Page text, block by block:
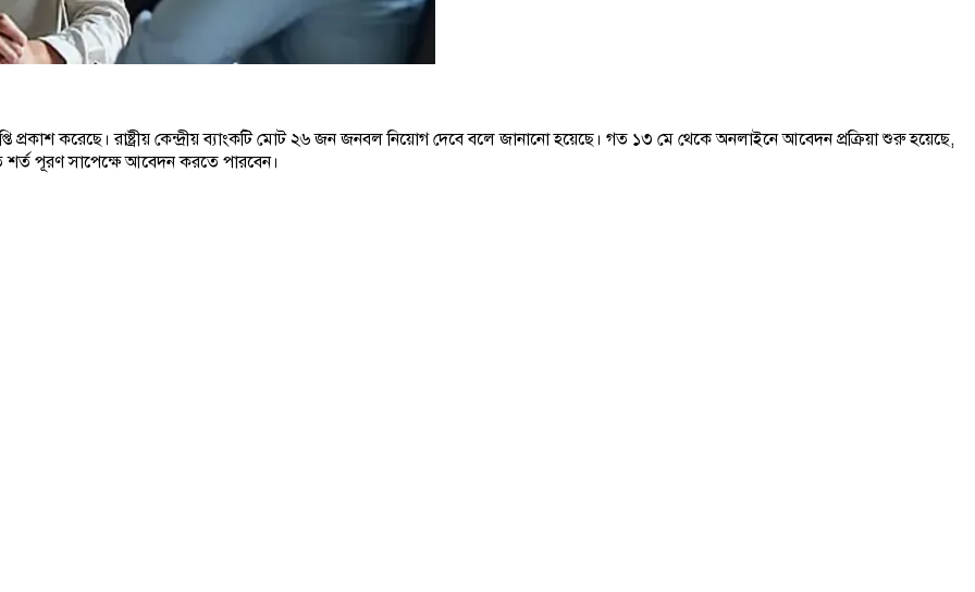
প্রকাশ করেছে। রাষ্ট্রীয় কেন্দ্রীয় ব্যাংকটি মোট ২৬ জন জনবল নিয়োগ দেবে বলে জানানো হয়েছে। গত ১৩ মে থেকে অনলাইনে আবেদন প্রক্রিয়া শুরু হয়েছে,
শর্ত পূরণ সাপেক্ষে আবেদন করতে পারবেন।